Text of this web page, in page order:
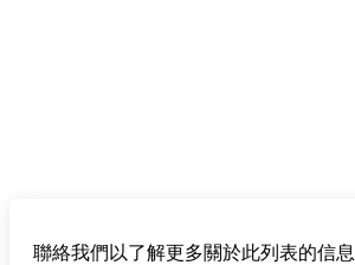
聯絡我們以了解更多關於此列表的信息